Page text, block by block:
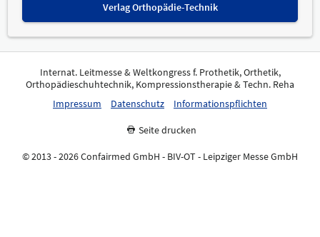
Verlag Orthopädie-Technik
Internat. Leitmesse & Weltkongress f. Prothetik, Orthetik,
Orthopädieschuhtechnik, Kompressionstherapie & Techn. Reha
Impressum
Datenschutz Informationspflichten
Seite drucken
© 2013 - 2026 Confairmed GmbH - BIV-OT - Leipziger Messe GmbH